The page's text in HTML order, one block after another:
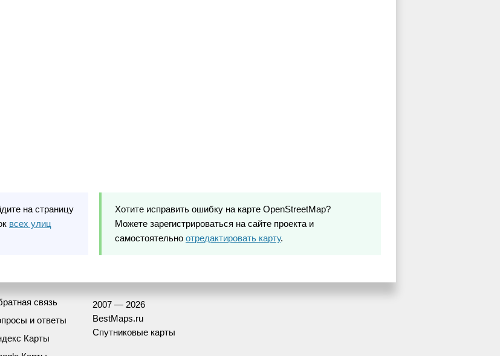
на страницу
всех улиц
Хотите исправить ошибку на карте OpenStreetMap?
Можете зарегистрироваться на сайте проекта и
самостоятельно отредактировать карту.
связь
и ответы
Карты
2007 — 2026
BestMaps.ru
Спутниковые карты